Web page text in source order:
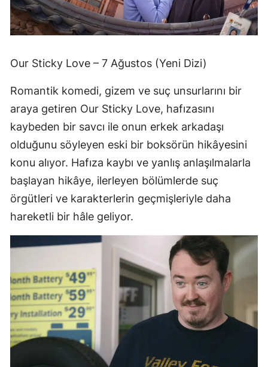
Our Sticky Love – 7 Ağustos (Yeni Dizi)
Romantik komedi, gizem ve suç unsurlarını bir
araya getiren Our Sticky Love, hafızasını
kaybeden bir savcı ile onun erkek arkadaşı
olduğunu söyleyen eski bir boksörün hikâyesini
konu alıyor. Hafıza kaybı ve yanlış anlaşılmalarla
başlayan hikâye, ilerleyen bölümlerde suç
örgütleri ve karakterlerin geçmişleriyle daha
hareketli bir hâle geliyor.